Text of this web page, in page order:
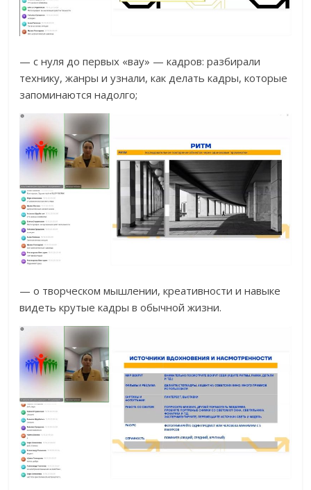
— с нуля до первых «вау» — кадров: разбирали
технику, жанры и узнали, как делать кадры, которые
запоминаются надолго;
— о творческом мышлении, креативности и навыке
видеть крутые кадры в обычной жизни.